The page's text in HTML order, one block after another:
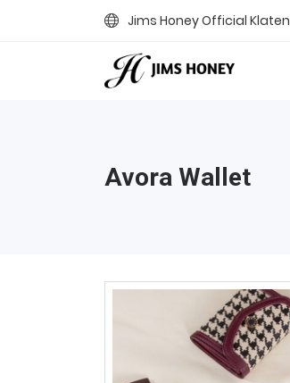
Jims Honey Official Klaten
Avora Wallet